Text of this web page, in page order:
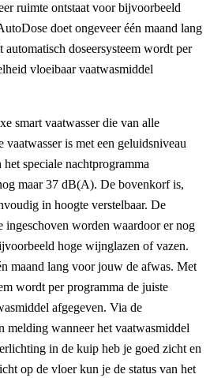
ruimte ontstaat voor bijvoorbeeld
doet ongeveer één maand lang
doseersysteem wordt per
vloeibaar vaatwasmiddel
smart vaatwasser die van alle
is met een geluidsniveau
speciale nachtprogramma
maar 37 dB(A). De bovenkorf is,
in hoogte verstelbaar. De
ingeschoven worden waardoor er nog
hoge wijnglazen of vazen.
maand lang voor jouw de afwas. Met
wordt per programma de juiste
afgegeven. Via de
melding wanneer het vaatwasmiddel
in de kuip heb je goed zicht en
op de vloer kun je de status van het